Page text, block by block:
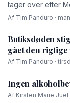
tager over efter
Af Tim Panduro ·
Butiksdøden
gået den rigtige
Af Tim Panduro ·
Ingen
Af Kirsten Marie Juel